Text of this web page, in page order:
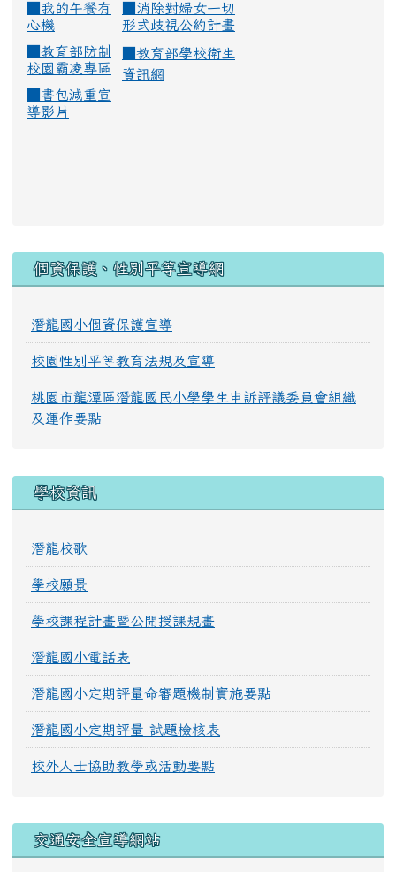
我的午餐有
心機
消除對婦女一切
形式歧視公約計畫
教育部防制
校園霸凌專區
教育部學校衛生
資訊網
書包減重宣
導影片
個資保護、性別平等宣導網
潛龍國小個資保護宣導
校園性別平等教育法規及宣導
桃園市龍潭區潛龍國民小學學生申訴評議委員會組織
及運作要點
學校資訊
潛龍校歌
學校願景
學校課程計畫暨公開授課規畫
潛龍國小電話表
潛龍國小定期評量命審題機制實施要點
潛龍國小定期評量 試題檢核表
校外人士協助教學或活動要點
交通安全宣導網站